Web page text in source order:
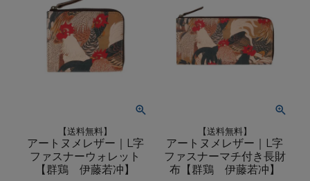
【送料無料】
アートヌメレザー｜L字
ファスナーウォレット
【群鶏 伊藤若冲】
【送料無料】
アートヌメレザー｜L字
ファスナーマチ付き長財
布【群鶏 伊藤若冲】